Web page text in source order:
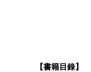
【書籍目錄】